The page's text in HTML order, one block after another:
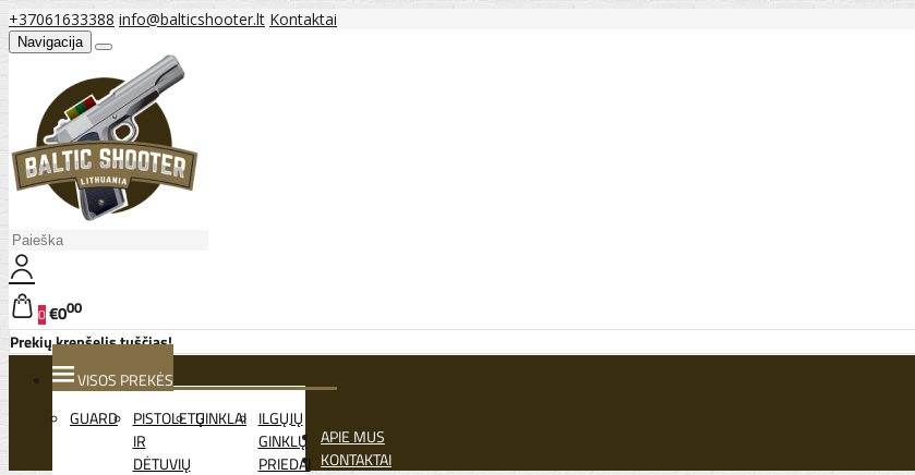
+37061633388 info@balticshooter.lt Kontaktai
Navigacija
0€000
Prekių krepšelis tuščias!
VISOS PREKĖS
GUARD
PISTOLETŲ
IR
DĖTUVIŲ
GINKLAI ILGŲJŲ
GINKLŲ
PRIEDAI
APIE MUS
KONTAKTAI